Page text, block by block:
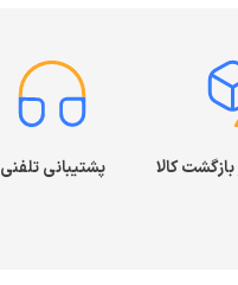
پشتیبانی تلفنی